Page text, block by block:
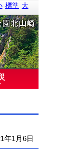
標準 大
年1月6日